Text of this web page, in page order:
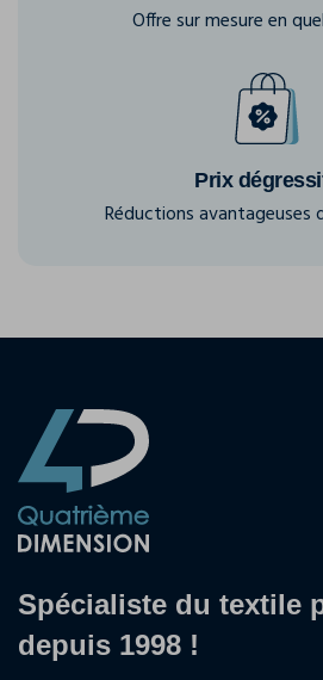
Offre sur mesure en
Prix
Réductions avantageuses
Spécialiste du textile
depuis 1998 !